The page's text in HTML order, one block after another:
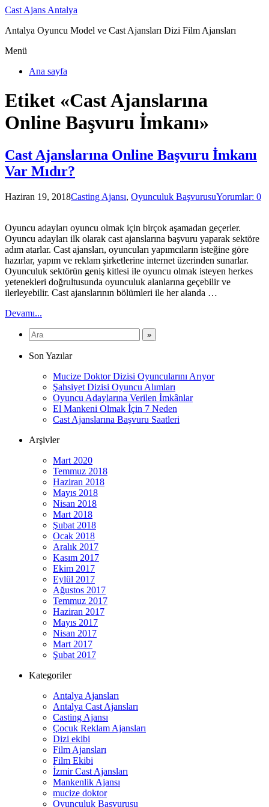
Cast Ajans Antalya
Antalya Oyuncu Model ve Cast Ajansları Dizi Film Ajansları
Menü
Ana sayfa
Etiket «Cast Ajanslarına
Online Başvuru İmkanı»
Cast Ajanslarına Online Başvuru İmkanı
Var Mıdır?
Haziran 19, 2018Casting Ajansı, Oyunculuk BaşvurusuYorumlar: 0
Oyuncu adayları oyuncu olmak için birçok aşamadan geçerler.
Oyuncu adayları ilk olarak cast ajanslarına başvuru yaparak sektöre
adım atarlar. Cast ajansları, oyuncuları yapımcıların isteğine göre
hazırlar, yapım ve reklam şirketlerine internet üzerinden sunarlar.
Oyunculuk sektörün geniş kitlesi ile oyuncu olmak isteyen herkes
yetenekleri doğrultusunda oyunculuk alanlarına geçebilir ve
ilerleyebilir. Cast ajanslarının bölümleri ile her alanda …
Devamı...
Son Yazılar
Mucize Doktor Dizisi Oyuncularını Arıyor
Şahsiyet Dizisi Oyuncu Alımları
Oyuncu Adaylarına Verilen İmkânlar
El Mankeni Olmak İçin 7 Neden
Cast Ajanslarına Başvuru Saatleri
Arşivler
Mart 2020
Temmuz 2018
Haziran 2018
Mayıs 2018
Nisan 2018
Mart 2018
Şubat 2018
Ocak 2018
Aralık 2017
Kasım 2017
Ekim 2017
Eylül 2017
Ağustos 2017
Temmuz 2017
Haziran 2017
Mayıs 2017
Nisan 2017
Mart 2017
Şubat 2017
Kategoriler
Antalya Ajansları
Antalya Cast Ajansları
Casting Ajansı
Çocuk Reklam Ajansları
Dizi ekibi
Film Ajansları
Film Ekibi
İzmir Cast Ajansları
Mankenlik Ajansı
mucize doktor
Oyunculuk Başvurusu